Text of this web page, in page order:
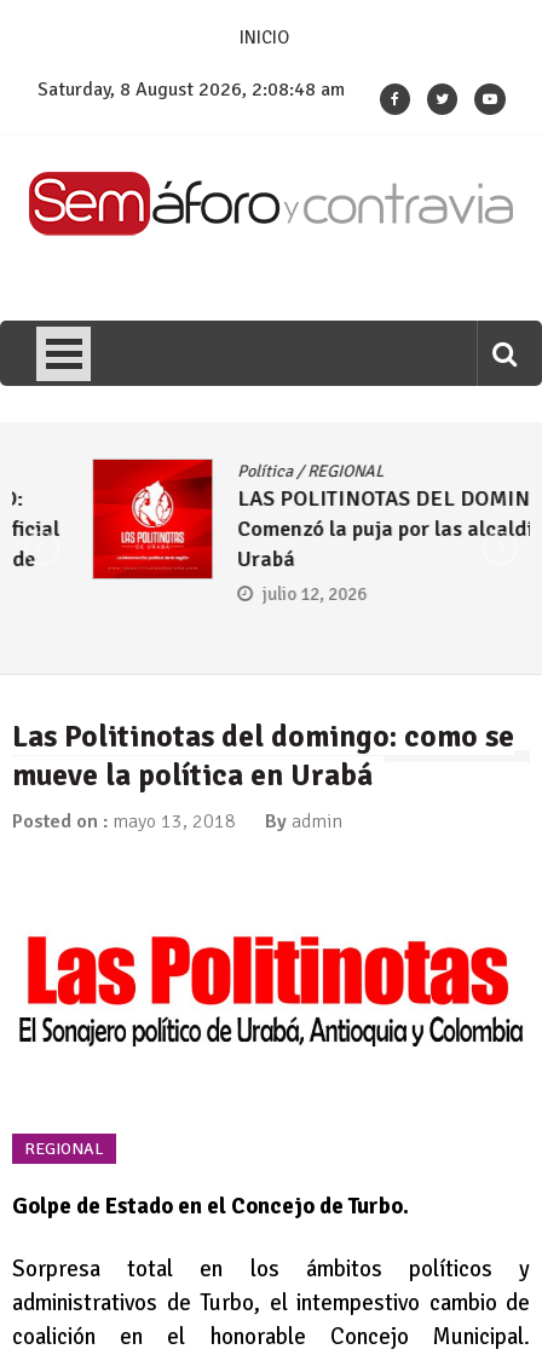
INICIO
Saturday, 8 August 2026, 2:08:49 am
Política REGIONAL
LAS POLITINOTAS DEL DOMINGO:
Comenzó la puja por las alcaldías de
Urabá
julio 12, 2026
Las Politinotas del domingo: como se
mueve la política en Urabá
Posted on : mayo 13, 2018 By admin
REGIONAL
Golpe de Estado en el Concejo de Turbo.
Sorpresa total en los ámbitos políticos y
administrativos de Turbo, el intempestivo cambio de
coalición en el honorable Concejo Municipal.